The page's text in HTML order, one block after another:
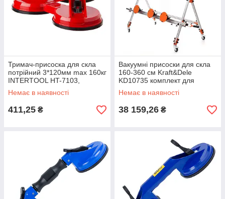
Тримач-присоска для скла
потрійний 3*120мм max 160кг
INTERTOOL HT-7103,
Потрійна присоска для скла
riven
Немає в наявності
411,25 ₴
Вакуумні присоски для скла
160-360 см Kraft&Dele
KD10735 комплект для
перенесення плитки riven
Немає в наявності
38 159,26 ₴